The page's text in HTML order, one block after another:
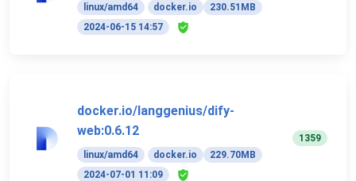
linux/amd64 docker.io
230.51MB
2024-06-15 14:57
docker.io/langgenius/dify-
web:0.6.12
linux/amd64 docker.io
229.70MB
2024-07-01 11:09
1359